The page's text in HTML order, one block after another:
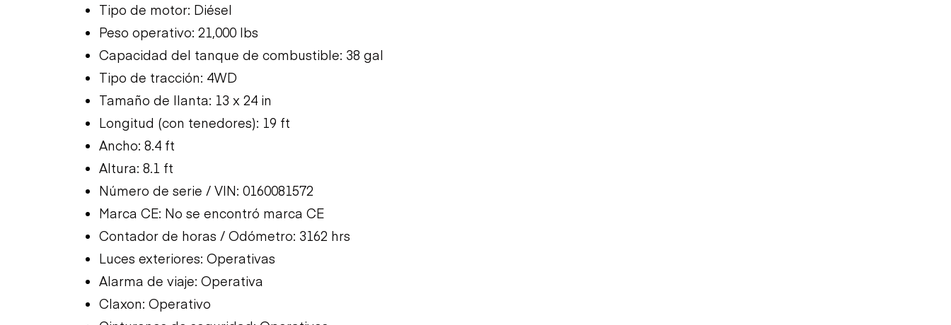
Tipo de motor: Diésel
Peso operativo: 21,000 lbs
Capacidad del tanque de combustible: 38 gal
Tipo de tracción: 4WD
Tamaño de llanta: 13 x 24 in
Longitud (con tenedores): 19 ft
Ancho: 8.4 ft
Altura: 8.1 ft
Número de serie / VIN: 0160081572
Marca CE: No se encontró marca CE
Contador de horas / Odómetro: 3162 hrs
Luces exteriores: Operativas
Alarma de viaje: Operativa
Claxon: Operativo